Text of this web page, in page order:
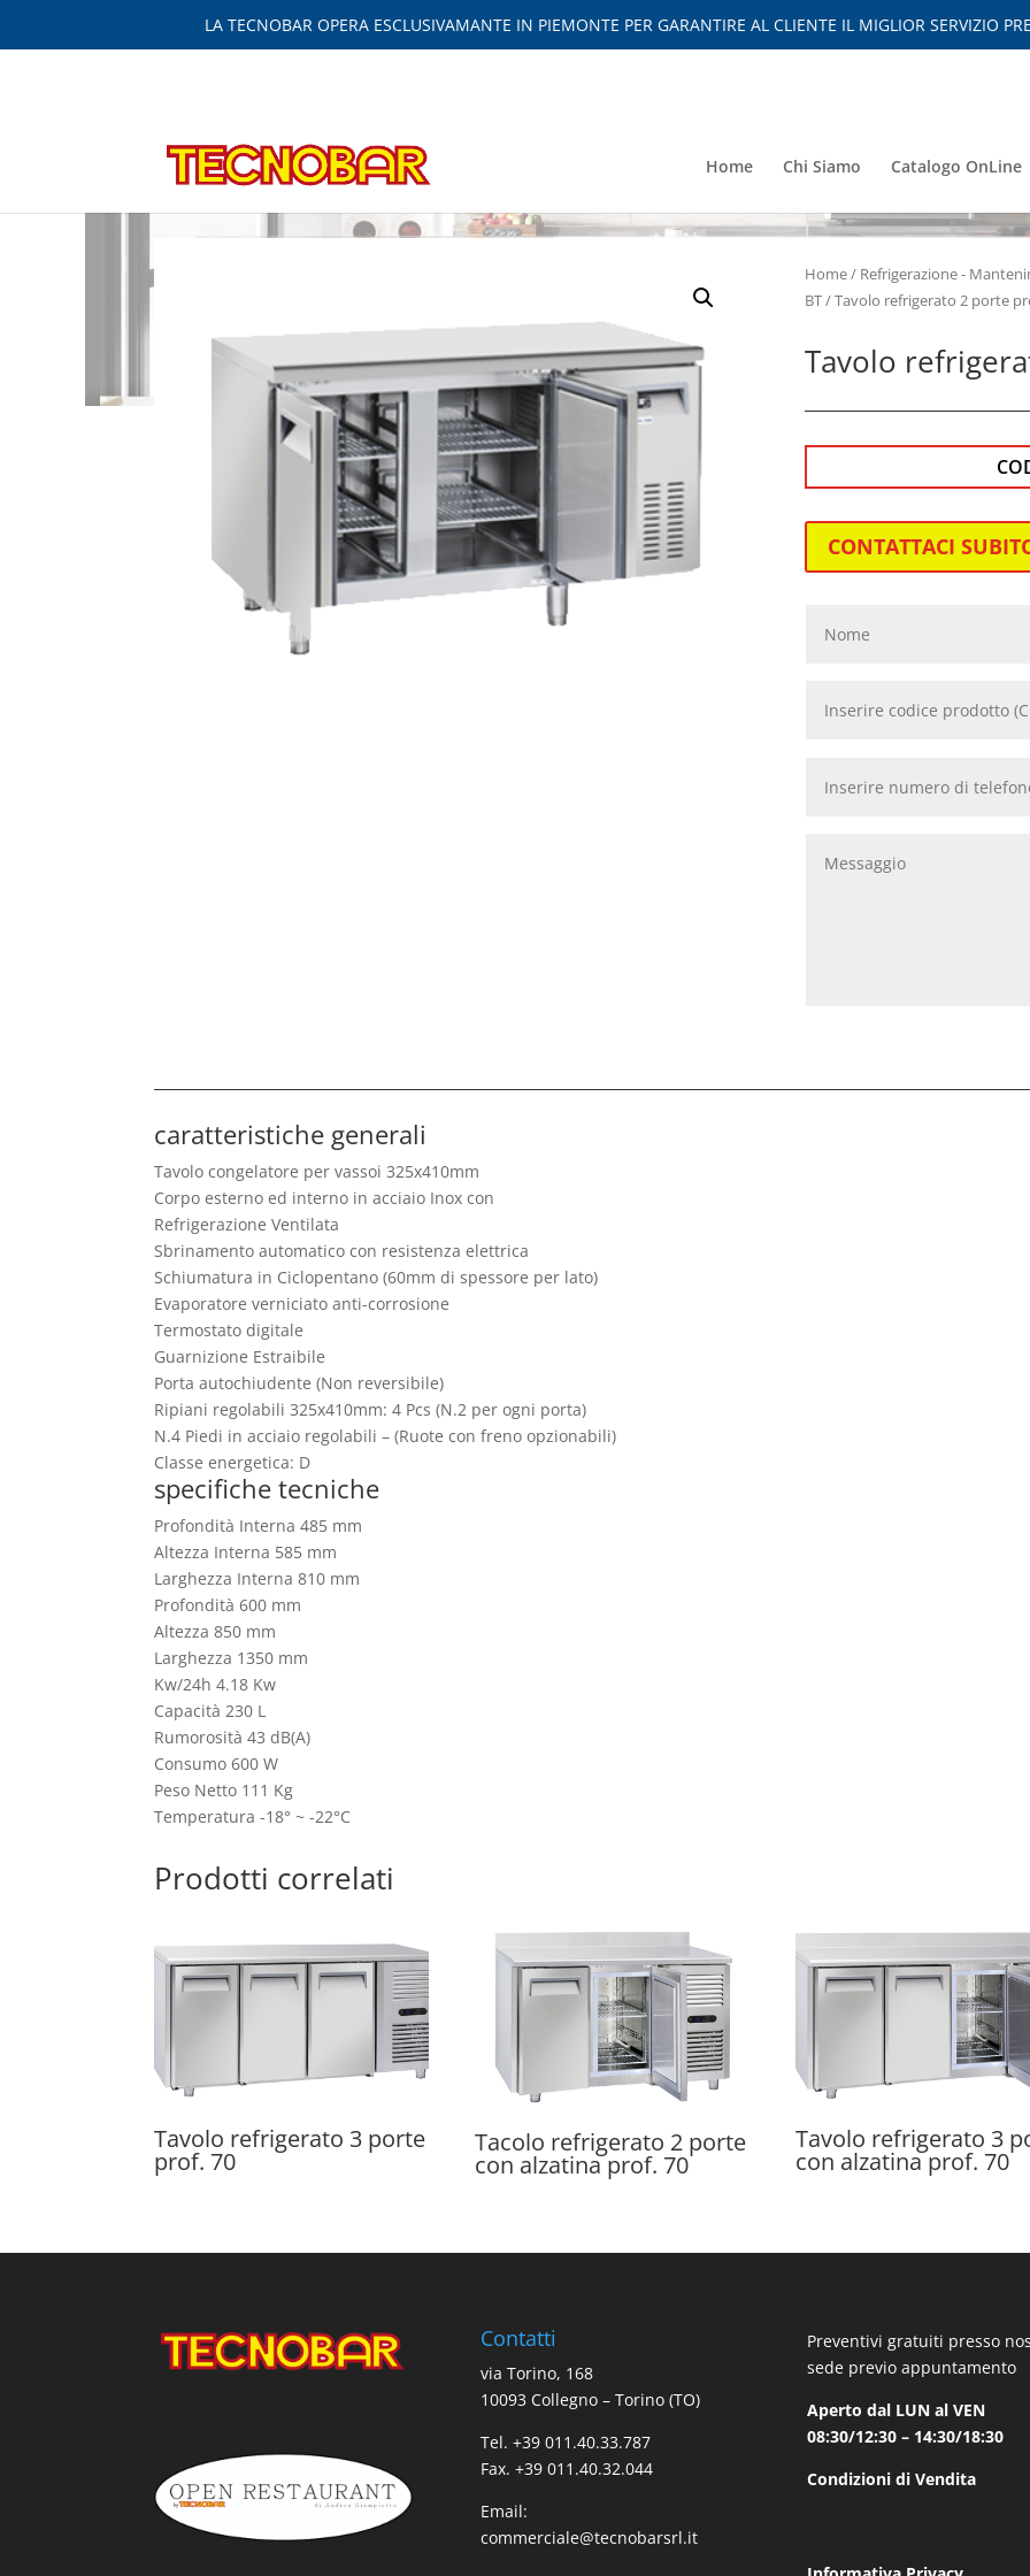
LA TECNOBAR OPERA ESCLUSIVAMANTE IN PIEMONTE PER GARANTIRE AL CLIENTE IL MIGLIOR SERVIZIO
Home Chi Siamo Catalogo OnLine
Home/ Refrigerazione -
BT/ Tavolo refrigerato 2 porte
Tavolo
CONTATTACI
caratteristiche generali
Tavolo congelatore per vassoi 325x410mm
Corpo esterno ed interno in acciaio Inox con
Refrigerazione Ventilata
Sbrinamento automatico con resistenza elettrica
Schiumatura in Ciclopentano (60mm di spessore per lato)
Evaporatore verniciato anti-corrosione
Termostato digitale
Guarnizione Estraibile
Porta autochiudente (Non reversibile)
Ripiani regolabili 325x410mm: 4 Pcs (N.2 per ogni porta)
N.4 Piedi in acciaio regolabili – (Ruote con freno opzionabili)
Classe energetica: D
specifiche tecniche
Profondità Interna 485 mm
Altezza Interna 585 mm
Larghezza Interna 810 mm
Profondità 600 mm
Altezza 850 mm
Larghezza 1350 mm
Kw/24h 4.18 Kw
Capacità 230 L
Rumorosità 43 dB(A)
Consumo 600 W
Peso Netto 111 Kg
Temperatura -18° ~ -22°C
Prodotti correlati
Tavolo refrigerato 3 porte
prof. 70
Tacolo refrigerato 2 porte
con alzatina prof. 70
Tavolo refrigerato 3
con alzatina prof. 70
Contatti
via Torino, 168
10093 Collegno – Torino (TO)
Tel. +39 011.40.33.787
Fax. +39 011.40.32.044
Email:
commerciale@tecnobarsrl.it
Preventivi gratuiti presso
sede previo appuntamento
Aperto dal LUN al VEN
08:30/12:30 – 14:30/18:30
Condizioni di Vendita